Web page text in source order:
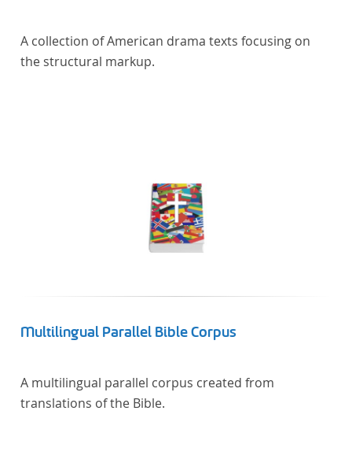
A collection of American drama texts focusing on
the structural markup.
Multilingual Parallel Bible Corpus
A multilingual parallel corpus created from
translations of the Bible.